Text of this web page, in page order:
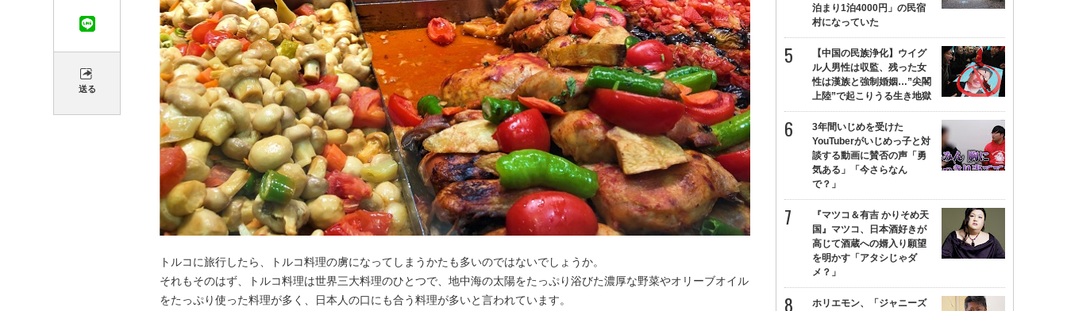
送る
トルコに旅行したら、トルコ料理の虜になってしまうかたも多いのではないでしょうか。
それもそのはず、トルコ料理は世界三大料理のひとつで、地中海の太陽をたっぷり浴びた濃厚な野菜やオリーブオイル
をたっぷり使った料理が多く、日本人の口にも合う料理が多いと言われています。
泊まり1泊4000円」の民宿
村になっていた
【中国の民族浄化】ウイグ
ル人男性は収監、残った女
性は漢族と強制婚姻…”尖閣
上陸”で起こりうる生き地獄
3年間いじめを受けた
YouTuberがいじめっ子と対
談する動画に賛否の声「勇
気ある」「今さらなん
で？」
『マツコ＆有吉 かりそめ天
国』マツコ、日本酒好きが
高じて酒蔵への婿入り願望
を明かす「アタシじゃダ
メ？」
ホリエモン、「ジャニーズ